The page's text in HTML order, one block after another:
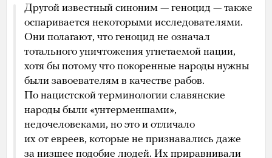
Другой известный синоним — геноцид — также
оспаривается некоторыми исследователями.
Они полагают, что геноцид не означал
тотального уничтожения угнетаемой нации,
хотя бы потому что покоренные народы нужны
были завоевателям в качестве рабов.
По нацистской терминологии славянские
народы были «унтерменшами»,
недочеловеками, но это и отличало
их от евреев, которые не признавались даже
за низшее подобие людей. Их приравнивали